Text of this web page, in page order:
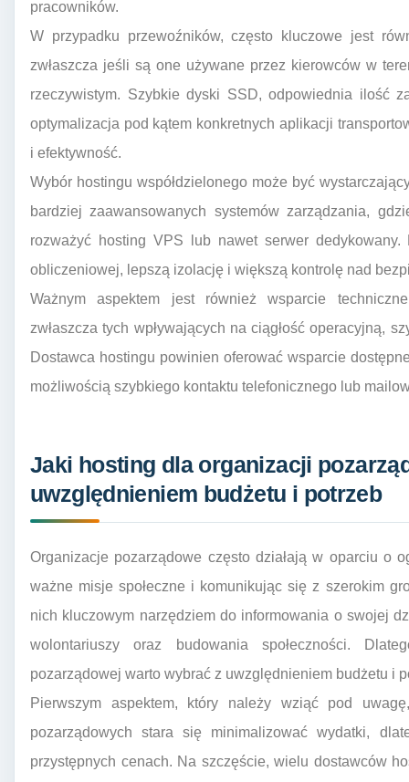
pracowników.
W przypadku przewoźników, często kluczowe jest
zwłaszcza jeśli są one używane przez kierowców w
rzeczywistym. Szybkie dyski SSD, odpowiednia ilość
optymalizacja pod kątem konkretnych aplikacji
i efektywność.
Wybór hostingu współdzielonego może być
bardziej zaawansowanych systemów zarządzania,
rozważyć hosting VPS lub nawet serwer
obliczeniowej, lepszą izolację i większą kontrolę nad
Ważnym aspektem jest również wsparcie
zwłaszcza tych wpływających na ciągłość operacyjną,
Dostawca hostingu powinien oferować wsparcie
możliwością szybkiego kontaktu telefonicznego lub
Jaki hosting dla organizacji
uwzględnieniem budżetu i potrzeb
Organizacje pozarządowe często działają w oparciu o
ważne misje społeczne i komunikując się z szerokim
nich kluczowym narzędziem do informowania o swojej
wolontariuszy oraz budowania społeczności.
pozarządowej warto wybrać z uwzględnieniem budżetu i
Pierwszym aspektem, który należy wziąć pod
pozarządowych stara się minimalizować wydatki,
przystępnych cenach. Na szczęście, wielu dostawców